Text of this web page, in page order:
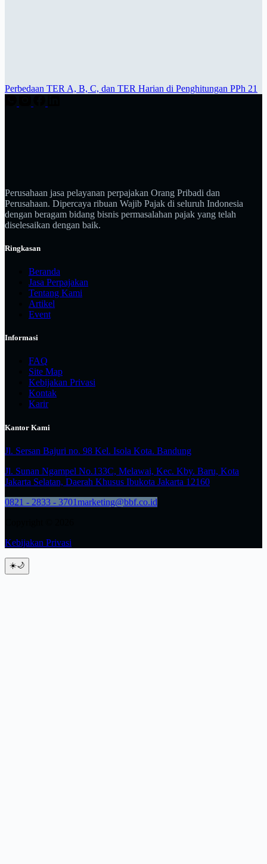
Perbedaan TER A, B, C, dan TER Harian di Penghitungan PPh 21
Perusahaan jasa pelayanan perpajakan Orang Pribadi dan
Perusahaan. Dipercaya ribuan Wajib Pajak di seluruh Indonesia
dengan beragam bidang bisnis permasalahan pajak yang telah
diselesaikan dengan baik.
Ringkasan
Beranda
Jasa Perpajakan
Tentang Kami
Artikel
Event
Informasi
FAQ
Site Map
Kebijakan Privasi
Kontak
Karir
Kantor Kami
Jl. Sersan Bajuri no. 98 Kel. Isola Kota. Bandung
Jl. Sunan Ngampel No.133C, Melawai, Kec. Kby. Baru, Kota
Jakarta Selatan, Daerah Khusus Ibukota Jakarta 12160
0821 - 2833 - 3701marketing@bbf.co.id
Kebijakan Privasi
☀️🌙